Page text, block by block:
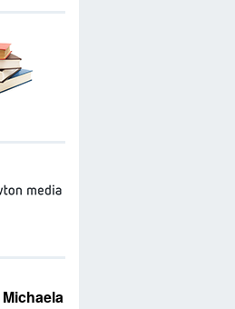
Michaela